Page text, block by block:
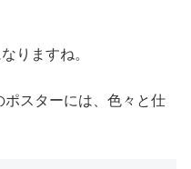
りますね。
ポスターには、色々と仕